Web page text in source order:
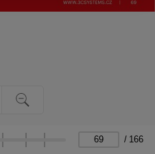
/ 166